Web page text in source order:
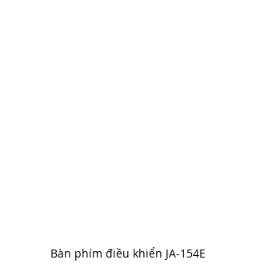
Bàn phím điều khiển JA-154E